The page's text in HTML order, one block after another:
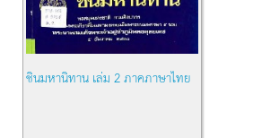
ชินมหานิทาน เล่ม 2 ภาคภาษาไทย